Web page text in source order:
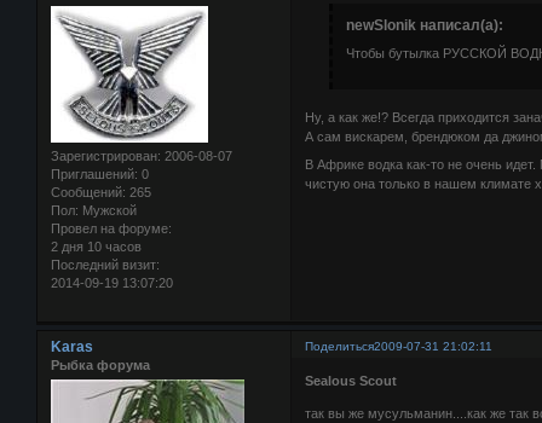
Зарегистрирован: 2006-08-07
Приглашений: 0
Сообщений: 265
Пол: Мужской
Провел на форуме:
2 дня 10 часов
Последний визит:
2014-09-19 13:07:20
newSlonik написал(а):
Чтобы бутылка РУССКОЙ
Ну, а как же!? Всегда приходится
А сам вискарем, брендюком да
В Африке водка как-то не очень
чистую она только в нашем климате
Поделиться2009-07-31 21:02:11
Karas
Рыбка форума
Sealous Scout
так вы же мусульманин....как же так